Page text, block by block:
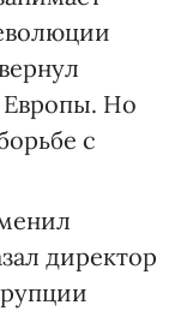
Европы. Но
с
директор